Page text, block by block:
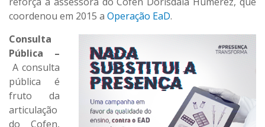
coordenou em 2015 a Operação EaD.
Consulta
Pública –
A consulta
pública é
fruto da
articulação
do Cofen,